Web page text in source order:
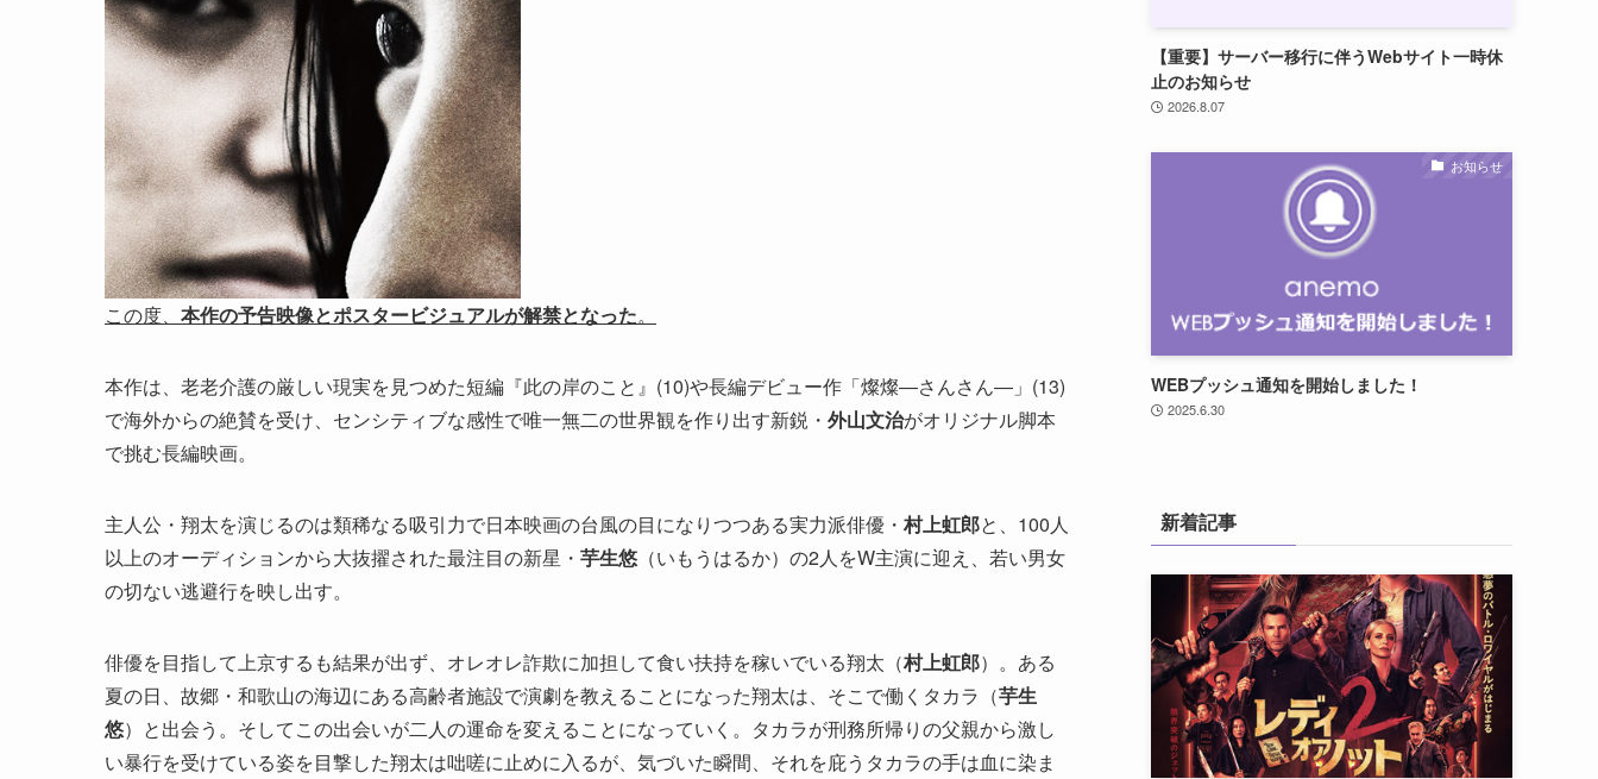
この度、 本作の予告映像とポスタービジュアルが解禁となった。
本作は、老老介護の厳しい現実を見つめた短編『此の岸のこと』(10)や長編デビュー作「燦燦―さんさん―」(13)
で海外からの絶賛を受け、センシティブな感性で唯一無二の世界観を作り出す新鋭・ 外山文治がオリジナル脚本
で挑む長編映画。
主人公・翔太を演じるのは類稀なる吸引力で日本映画の台風の目になりつつある実力派俳優・ 村上虹郎と、100人
以上のオーディションから大抜擢された最注目の新星・ 芋生悠 （いもうはるか）の2人をW主演に迎え、若い男女
の切ない逃避行を映し出す。
俳優を目指して上京するも結果が出ず、オレオレ詐欺に加担して食い扶持を稼いでいる翔太（村上虹郎）。ある
夏の日、故郷・和歌山の海辺にある高齢者施設で演劇を教えることになった翔太は、そこで働くタカラ（芋生
悠）と出会う。そしてこの出会いが二人の運命を変えることになっていく。タカラが刑務所帰りの父親から激し
い暴行を受けている姿を目撃した翔太は咄嗟に止めに入るが、気づいた瞬間、それを庇うタカラの手は血に染ま
【重要】サーバー移行に伴うWebサイト一時休
止のお知らせ
2026.8.07
お知らせ
WEBプッシュ通知を開始しました！
2025.6.30
新着記事